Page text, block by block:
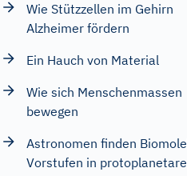
Wie Stützzellen im Gehirn
Alzheimer fördern
Ein Hauch von Material
Wie sich Menschenmassen
bewegen
Astronomen finden
Vorstufen in